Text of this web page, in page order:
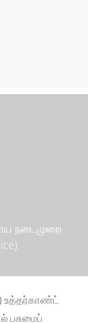
நடைமுறை
உத்தர்காண்ட்
பசுமைப்